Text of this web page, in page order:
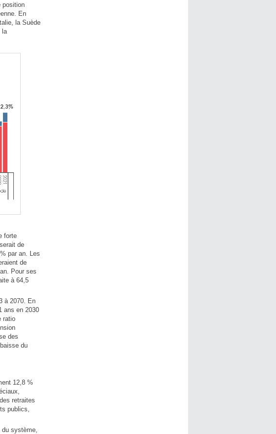
position
En
la Suède
la
forte
de
par an. Les
de
Pour ses
à 64,5
à 2070. En
ans en 2030
ratio
des
du
12,8 %
retraites
publics,
système,